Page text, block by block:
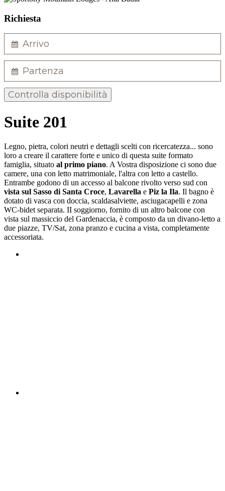
Richiesta
Controlla disponibilità
Suite 201
Legno, pietra, colori neutri e dettagli scelti con ricercatezza... sono
loro a creare il carattere forte e unico di questa suite formato
famiglia, situato al primo piano. A Vostra disposizione ci sono due
camere, una con letto matrimoniale, l'altra con letto a castello.
Entrambe godono di un accesso al balcone rivolto verso sud con
vista sul Sasso di Santa Croce, Lavarella e Piz la Ila. Il bagno è
dotato di vasca con doccia, scaldasalviette, asciugacapelli e zona
WC-bidet separata. II soggiorno, fornito di un altro balcone con
vista sul massiccio del Gardenaccia, è composto da un divano-letto a
due piazze, TV/Sat, zona pranzo e cucina a vista, completamente
accessoriata.